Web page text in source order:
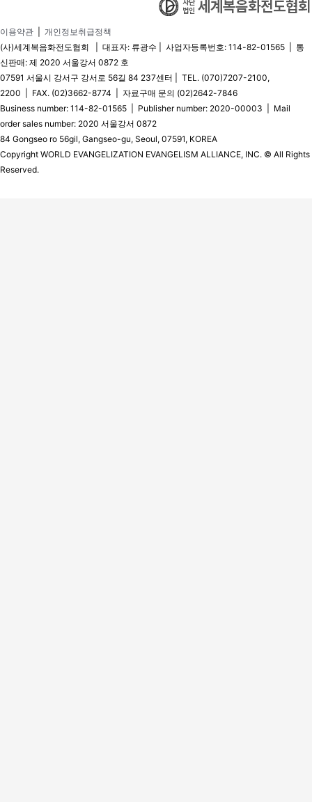
이용약관
개인정보취급정책
(사)세계복음화전도협회 | 대표자: 류광수 | 사업자등록번호: 114-82-01565 | 통
신판매: 제 2020 서울강서 0872 호
07591 서울시 강서구 강서로 56길 84 237센터 | TEL. (070)7207-2100,
2200 | FAX. (02)3662-8774 | 자료구매 문의 (02)2642-7846
Business number: 114-82-01565 | Publisher number: 2020-00003 | Mail
order sales number: 2020 서울강서 0872
84 Gongseo ro 56gil, Gangseo-gu, Seoul, 07591, KOREA
Copyright WORLD EVANGELIZATION EVANGELISM ALLIANCE, INC. © All Rights
Reserved.